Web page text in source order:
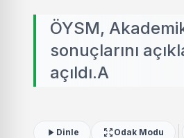
ÖYSM,
sonuçlarını
açıldı.A
Dinle Odak Modu